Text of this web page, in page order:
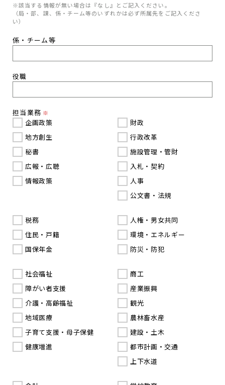
※該当する情報が無い場合は『なし』とご記入ください。
（局・部、課、係・チーム等のいずれかは必ず所属先をご記入くださ
い）
係・チーム等
役職
担当業務 ※
企画政策
地方創生
秘書
広報・広聴
情報政策
財政
行政改革
施設管理・管財
入札・契約
人事
公文書・法規
税務
住民・戸籍
国保年金
人権・男女共同
環境・エネルギー
防災・防犯
社会福祉
障がい者支援
介護・高齢福祉
地域医療
子育て支援・母子保健
健康増進
商工
産業振興
観光
農林畜水産
建設・土木
都市計画・交通
上下水道